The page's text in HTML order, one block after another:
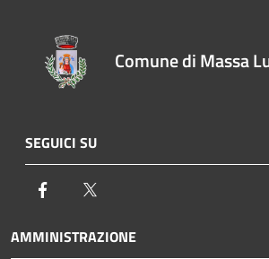
Comune di Massa
SEGUICI SU
Facebook
AMMINISTRAZIONE